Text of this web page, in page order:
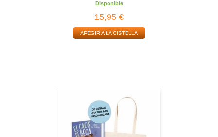
Disponible
15,95 €
AFEGIR A LA CISTELLA